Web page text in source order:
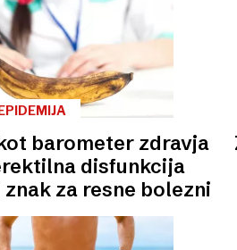
barometer zdravja
disfunkcija
za resne bolezni